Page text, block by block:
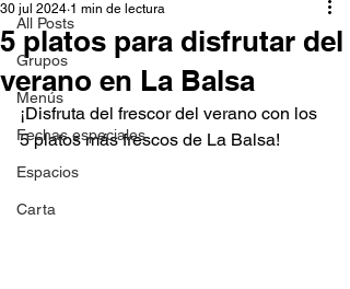
All Posts
Grupos
Menús
Fechas especiales
Espacios
Carta
5 platos para disfrutar del
verano en La Balsa
30 jul 2024 1 min de lectura
¡Disfruta del frescor del verano con los
5 platos más frescos de La Balsa!